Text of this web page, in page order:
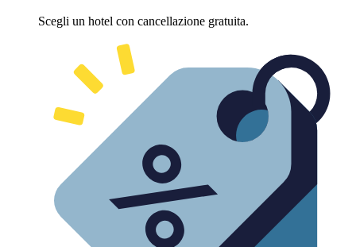
Scegli un hotel con cancellazione gratuita.